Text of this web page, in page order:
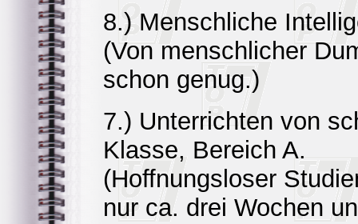
8.) Menschliche
(Von menschlicher
schon genug.)
7.) Unterrichten von
Klasse, Bereich A.
(Hoffnungsloser
nur ca. drei Wochen